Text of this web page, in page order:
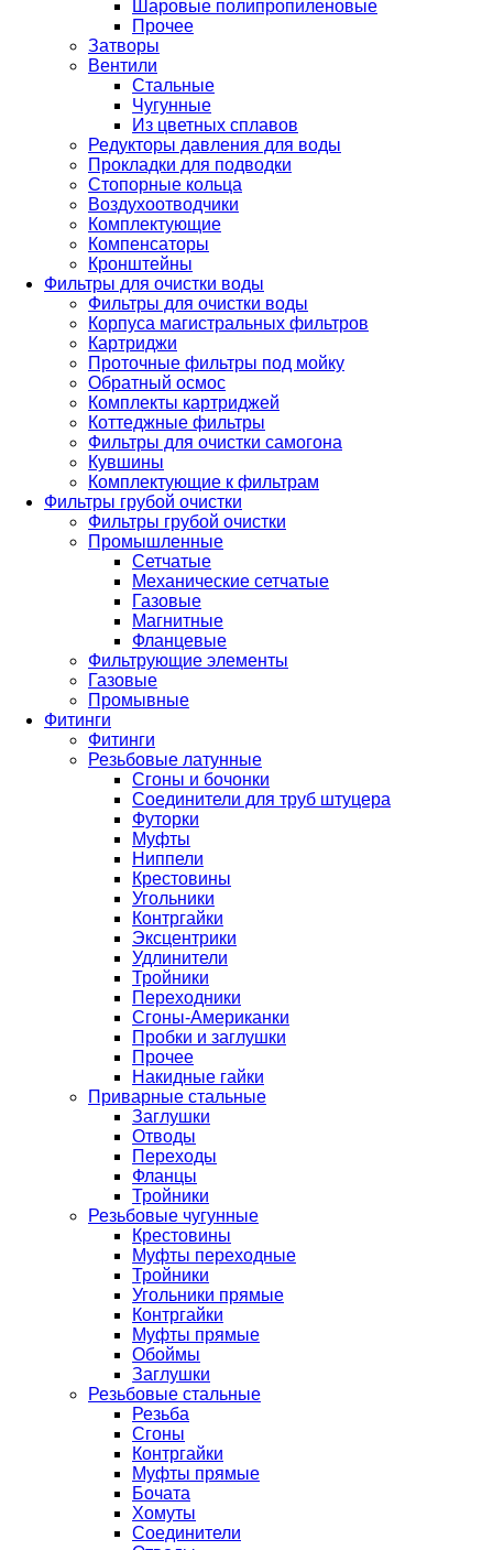
Шаровые полипропиленовые
Прочее
Затворы
Вентили
Стальные
Чугунные
Из цветных сплавов
Редукторы давления для воды
Прокладки для подводки
Стопорные кольца
Воздухоотводчики
Комплектующие
Компенсаторы
Кронштейны
Фильтры для очистки воды
Фильтры для очистки воды
Корпуса магистральных фильтров
Картриджи
Проточные фильтры под мойку
Обратный осмос
Комплекты картриджей
Коттеджные фильтры
Фильтры для очистки самогона
Кувшины
Комплектующие к фильтрам
Фильтры грубой очистки
Фильтры грубой очистки
Промышленные
Сетчатые
Механические сетчатые
Газовые
Магнитные
Фланцевые
Фильтрующие элементы
Газовые
Промывные
Фитинги
Фитинги
Резьбовые латунные
Сгоны и бочонки
Соединители для труб штуцера
Футорки
Муфты
Ниппели
Крестовины
Угольники
Контргайки
Эксцентрики
Удлинители
Тройники
Переходники
Сгоны-Американки
Пробки и заглушки
Прочее
Накидные гайки
Приварные стальные
Заглушки
Отводы
Переходы
Фланцы
Тройники
Резьбовые чугунные
Крестовины
Муфты переходные
Тройники
Угольники прямые
Контргайки
Муфты прямые
Обоймы
Заглушки
Резьбовые стальные
Резьба
Сгоны
Контргайки
Муфты прямые
Бочата
Хомуты
Соединители